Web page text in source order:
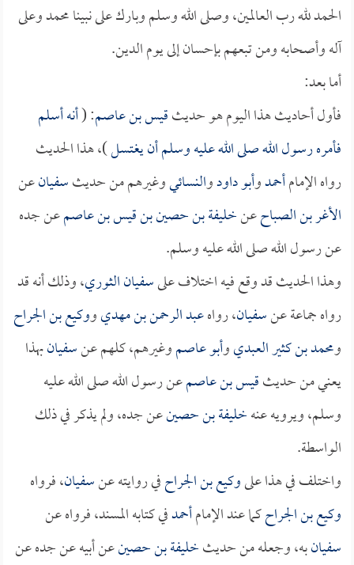
الحمد لله رب العالمين، وصلى الله وسلم وبارك على نبينا محمد وعلى
آله وأصحابه ومن تبعهم بإحسان إلى يوم الدين.
أما بعد:
فأول أحاديث هذا اليوم هو حديثقيس بن عاصم: (أنه أسلم
فأمره رسول الله صلى الله عليه وسلم أن يغتسل)، هذا الحديث
رواه الإمامأحمدوأبو داودوالنسائيوغيرهم من حديثسفيانعن
الأغر بن الصباحعنخليفة بن حصين بن قيس بن عاصمعن جده
عن رسول الله صلى الله عليه وسلم.
وهذا الحديث قد وقع فيه اختلاف علىسفيان الثوري، وذلك أنه قد
رواه جماعة عنسفيان، رواهعبد الرحمن بن مهديووكيع بن الجراح
ومحمد بن كثير العبديوأبو عاصموغيرهم، كلهم عنسفيانبهذا
يعني من حديثقيس بن عاصمعن رسول الله صلى الله عليه
وسلم، ويرويه عنهخليفة بن حصينعن جده، ولم يذكر في ذلك
الواسطة.
واختلف في هذا علىوكيع بن الجراحفي روايته عنسفيان، فرواه
وكيع بن الجراحكما عند الإمامأحمدفي كتابه المسند، فرواه عن
سفيانبه، وجعله من حديثخليفة بن حصينعن أبيه عن جده عن